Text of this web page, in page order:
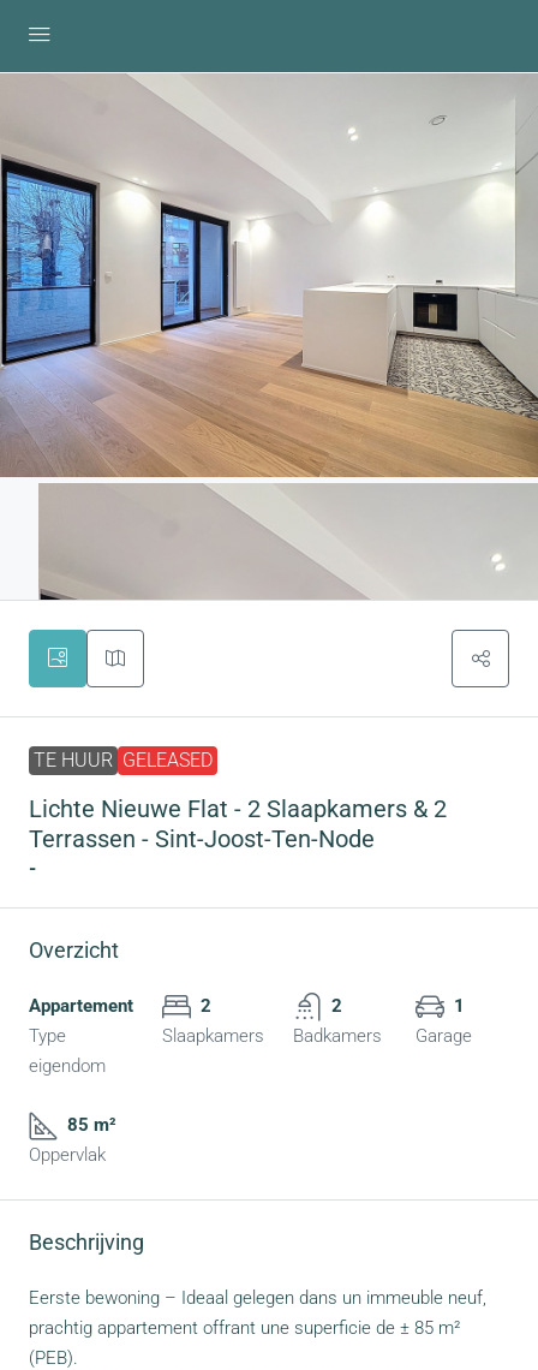
TE HUUR GELEASED
Lichte Nieuwe Flat - 2 Slaapkamers & 2
Terrassen - Sint-Joost-Ten-Node
-
Overzicht
Appartement
Type
eigendom
2
Slaapkamers
2
Badkamers
1
Garage
85 m²
Oppervlak
Beschrijving
Eerste bewoning – Ideaal gelegen dans un immeuble neuf,
prachtig appartement offrant une superficie de ± 85 m²
(PEB).